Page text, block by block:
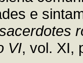
e
VI, vol. XI,